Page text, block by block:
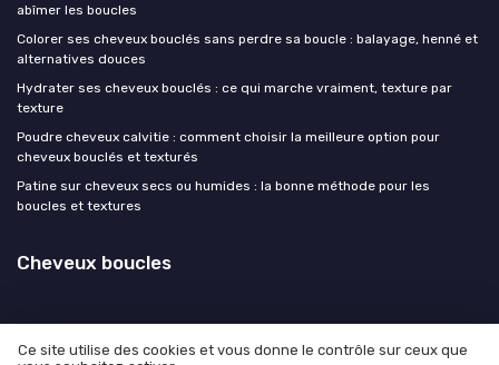
abîmer les boucles
Colorer ses cheveux bouclés sans perdre sa boucle : balayage, henné et
alternatives douces
Hydrater ses cheveux bouclés : ce qui marche vraiment, texture par
texture
Poudre cheveux calvitie : comment choisir la meilleure option pour
cheveux bouclés et texturés
Patine sur cheveux secs ou humides : la bonne méthode pour les
boucles et textures
Cheveux boucles
Ce site utilise des cookies et vous donne le contrôle sur ceux que